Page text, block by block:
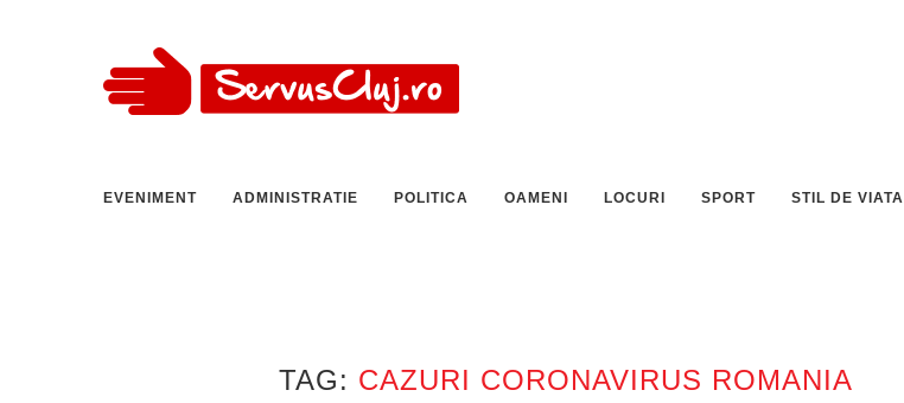
EVENIMENT ADMINISTRATIE POLITICA OAMENI LOCURI SPORT STIL DE VIATA
TAG: CAZURI CORONAVIRUS ROMANIA